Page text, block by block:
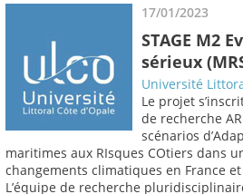
17/01/2023
STAGE M2
sérieux
Université
Le projet
de recherche
scénarios
maritimes aux RIsques COtiers dans
changements climatiques en France
L’équipe de recherche